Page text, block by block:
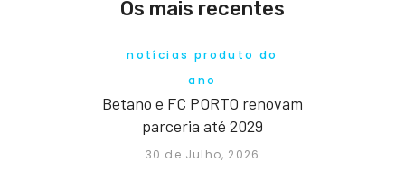
Os mais recentes
notícias produto do
ano
Betano e FC PORTO renovam
parceria até 2029
30 de Julho, 2026